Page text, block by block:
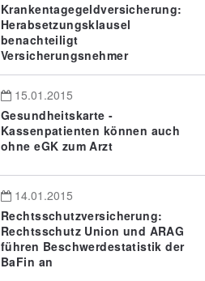
Krankentagegeldversicherung:
Herabsetzungsklausel
benachteiligt
Versicherungsnehmer
15.01.2015
Gesundheitskarte -
Kassenpatienten können auch
ohne eGK zum Arzt
14.01.2015
Rechtsschutzversicherung:
Rechtsschutz Union und ARAG
führen Beschwerdestatistik der
BaFin an